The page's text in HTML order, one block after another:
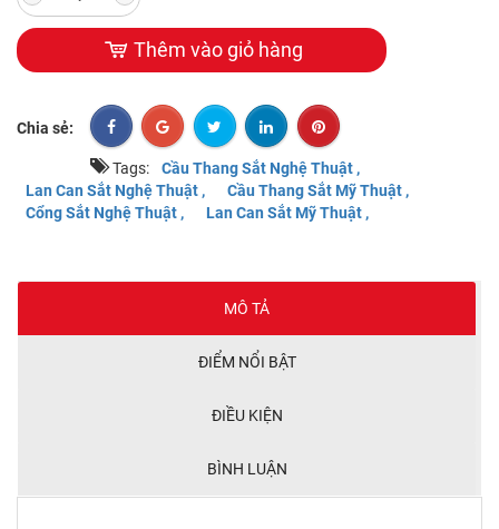
Thêm vào giỏ hàng
Chia sẻ:
Tags:
Cầu Thang Sắt Nghệ Thuật ,
Lan Can Sắt Nghệ Thuật ,
Cầu Thang Sắt Mỹ Thuật ,
Cổng Sắt Nghệ Thuật ,
Lan Can Sắt Mỹ Thuật ,
MÔ TẢ
ĐIỂM NỔI BẬT
ĐIỀU KIỆN
BÌNH LUẬN